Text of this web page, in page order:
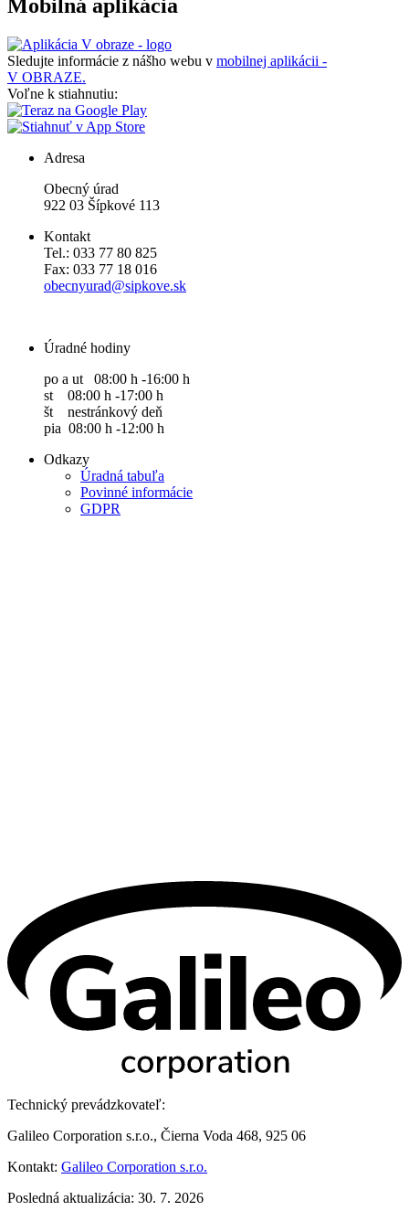
Mobilná aplikácia
Sledujte informácie z nášho webu v mobilnej aplikácii -
V OBRAZE.
Voľne k stiahnutiu:
Adresa
Obecný úrad
922 03 Šípkové 113
Kontakt
Tel.: 033 77 80 825
Fax: 033 77 18 016
obecnyurad@sipkove.sk
Úradné hodiny
po a ut 08:00 h -16:00 h
st 08:00 h -17:00 h
št nestránkový deň
pia 08:00 h -12:00 h
Odkazy
Úradná tabuľa
Povinné informácie
GDPR
Technický prevádzkovateľ:
Galileo Corporation s.r.o., Čierna Voda 468, 925 06
Kontakt: Galileo Corporation s.r.o.
Posledná aktualizácia: 30. 7. 2026